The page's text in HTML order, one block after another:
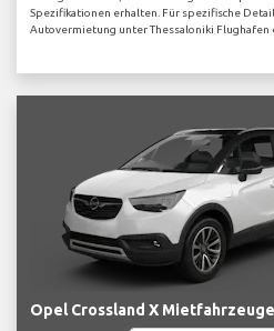
Spezifikationen erhalten. Für spezifische
Autovermietung unter Thessaloniki Flughafen
Opel Crossland X